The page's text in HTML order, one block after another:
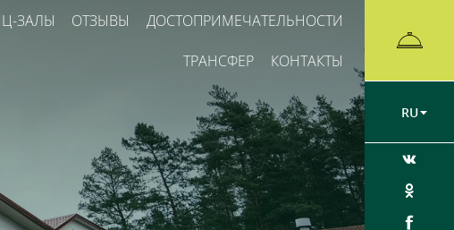
RU
ЗАЛЫ ОТЗЫВЫ ДОСТОПРИМЕЧАТЕЛЬНОСТИ
ТРАНСФЕР КОНТАКТЫ